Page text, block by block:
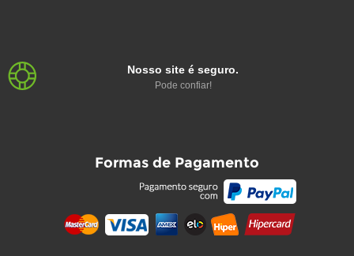
Nosso site é seguro.
Pode confiar!
Formas de Pagamento